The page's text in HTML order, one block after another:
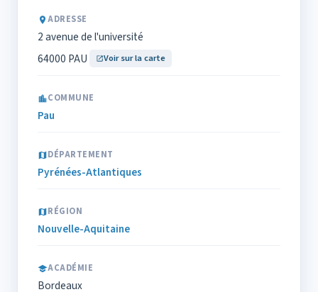
ADRESSE
2 avenue de l'université
64000 PAU
Voir sur la carte
COMMUNE
Pau
DÉPARTEMENT
Pyrénées-Atlantiques
RÉGION
Nouvelle-Aquitaine
ACADÉMIE
Bordeaux